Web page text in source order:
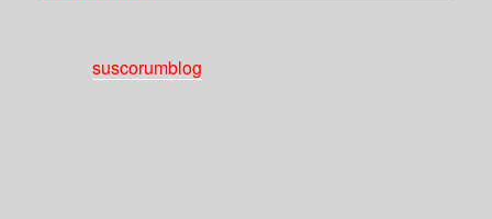
suscorumblog